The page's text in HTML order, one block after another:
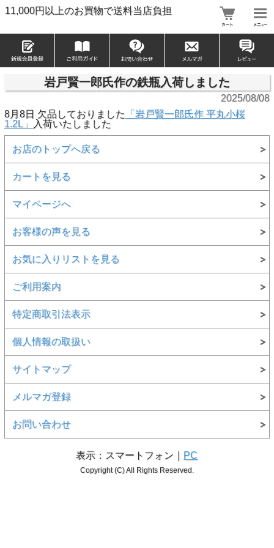
11,000円以上のお買物で送料当店負担
岩戸賢一郎氏作の鉄瓶入荷しました
2025/08/08
8月8日 欠品しておりました
「岩戸賢一郎氏作 平丸小桜
1.2L」
入荷いたしました
お店のトップへ戻る
カートを見る
マイページへ
お客様の声を見る
お気に入りリストを見る
ご利用案内
特定商取引法表示
個人情報の取扱い
サイトマップ
メルマガ登録
お問い合わせ
表示：スマートフォン｜ PC
Copyright (C) All Rights Reserved.